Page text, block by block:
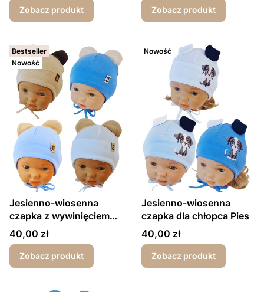
Zobacz produkt Zobacz produkt
Bestseller
Nowość
Jesienno-wiosenna
czapka z wywinięciem
dla chłopca Misiu
Cena
40,00 zł
Zobacz produkt
Nowość
Jesienno-wiosenna
czapka dla chłopca Pies
Cena
40,00 zł
Zobacz produkt